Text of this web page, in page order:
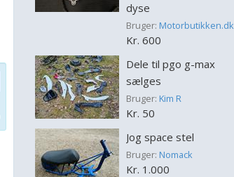
dyse
Bruger: Motorbutikken.dk
Kr. 600
Dele til pgo g-max
sælges
Bruger: Kim R
Kr. 50
Jog space stel
Bruger: Nomack
Kr. 1.000